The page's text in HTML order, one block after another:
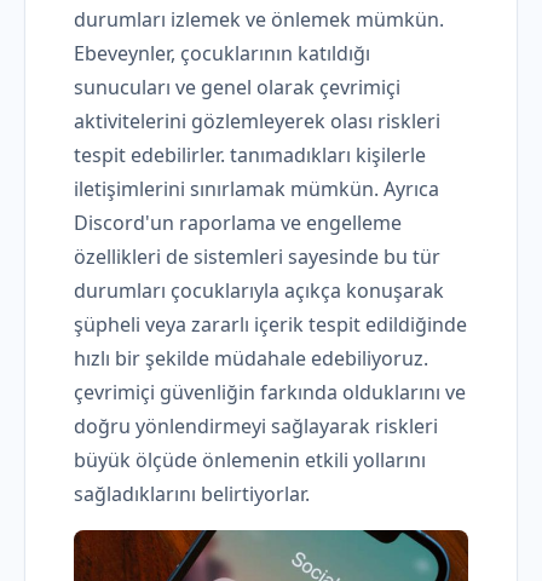
durumları izlemek ve önlemek mümkün.
Ebeveynler, çocuklarının katıldığı
sunucuları ve genel olarak çevrimiçi
aktivitelerini gözlemleyerek olası riskleri
tespit edebilirler. tanımadıkları kişilerle
iletişimlerini sınırlamak mümkün. Ayrıca
Discord'un raporlama ve engelleme
özellikleri de sistemleri sayesinde bu tür
durumları çocuklarıyla açıkça konuşarak
şüpheli veya zararlı içerik tespit edildiğinde
hızlı bir şekilde müdahale edebiliyoruz.
çevrimiçi güvenliğin farkında olduklarını ve
doğru yönlendirmeyi sağlayarak riskleri
büyük ölçüde önlemenin etkili yollarını
sağladıklarını belirtiyorlar.